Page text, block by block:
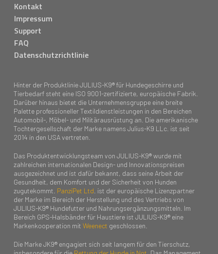
Kontakt
Impressum
Support
FAQ
Datenschutzrichtlinie
Hinter der Produktlinie JULIUS-K9® für Hundegeschirre und
Tierbedarf steht eine ISO 9001-zertifizierte, europäische Fabrik.
Darüber hinaus bietet die Unternehmensgruppe eine breite
Palette professioneller Textildienstleistungen in den Bereichen
Automobil-, Möbel- und Militärausrüstung an. Die amerikanische
Tochtergesellschaft der Marke namens Julius-K9 LLc. ist seit
2014 in den USA vertreten.
Das Produktentwicklungsteam von JULIUS-K9® wurde mit
zahlreichen internationalen Design- und Innovationspreisen
ausgezeichnet und ist dafür bekannt, dass seine Arbeit der
Gesundheit, dem Komfort und der Sicherheit von Hunden
zugutekommt. PanziPet Ltd . ist der europäische Lizenzpartner
der Marke im Bereich der Herstellung und des Vertriebs von
JULIUS-K9® Hundefutter und Nahrungsergänzungsmitteln. Im
Bereich GPS-Halsbänder für Haustiere ist JULIUS-K9® eine
Markenkooperation mit Weenect geschlossen.
Die Marke JK9® engagiert sich seit langem für den Tierschutz,